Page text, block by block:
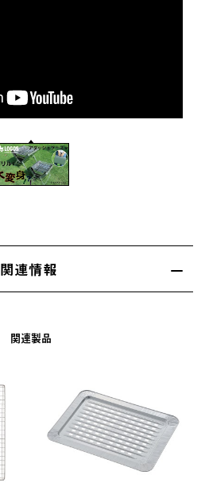
関連情報
関連製品